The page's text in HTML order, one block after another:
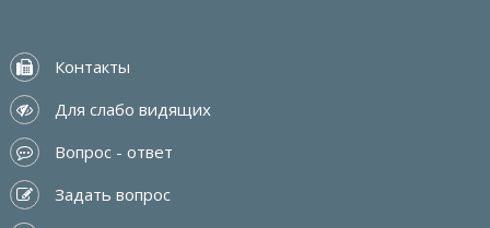
Контакты
Для слабо видящих
Вопрос - ответ
Задать вопрос